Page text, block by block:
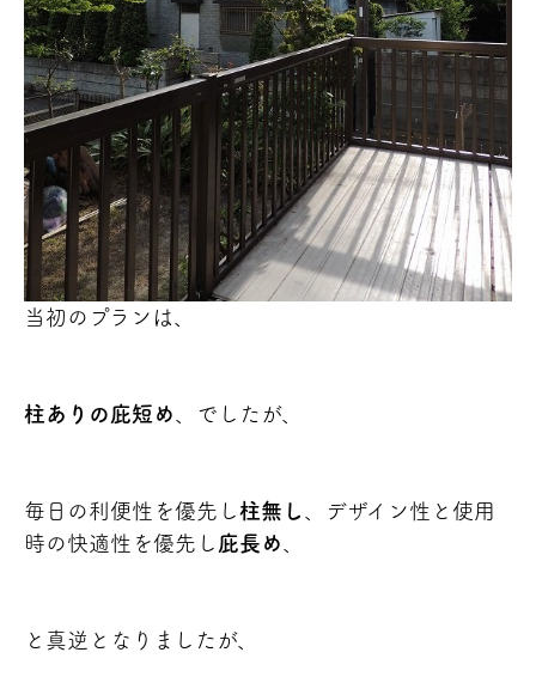
当初のプランは、
柱ありの庇短め 、でしたが、
毎日の利便性を優先し柱無し
、デザイン性と使用
時の快適性を優先し 庇長め
と真逆となりましたが、